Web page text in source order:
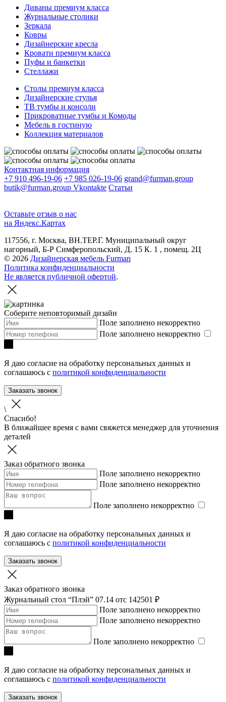
Диваны премиум класса
Журнальные столики
Зеркала
Ковры
Дизайнерские кресла
Кровати премиум класса
Пуфы и банкетки
Стеллажи
Столы премиум класса
Дизайнерские стулья
ТВ тумбы и консоли
Прикроватные тумбы и Комоды
Мебель в гостиную
Коллекция материалов
Контактная информация
+7 910 496-19-06 +7 985 026-19-06 grand@furman.group
butik@furman.group Vkontakte Статьи
Оставьте отзыв о нас
на Яндекс.Картах
117556, г. Москва, ВН.ТЕР.Г. Муниципальный округ
нагорный, Б-Р Симферопольский, Д. 15 К. 1 , помещ. 2Ц
© 2026 Дизайнерская мебель Furman
Политика конфиденциальности
Не является публичной офертой.
Соберите неповторимый дизайн
Поле заполнено некорректно
Поле заполнено некорректно
Я даю согласие на обработку персональных данных и
соглашаюсь с политикой конфиденциальности
Заказать звонок
\
Спасибо!
В ближайшее время с вами свяжется менеджер для уточнения
деталей
Заказ обратного звонка
Поле заполнено некорректно
Поле заполнено некорректно
Поле заполнено некорректно
Я даю согласие на обработку персональных данных и
соглашаюсь с политикой конфиденциальности
Заказать звонок
Заказ обратного звонка
Журнальный стол “Плэй” 07.14 отc 142501 ₽
Поле заполнено некорректно
Поле заполнено некорректно
Поле заполнено некорректно
Я даю согласие на обработку персональных данных и
соглашаюсь с политикой конфиденциальности
Заказать звонок